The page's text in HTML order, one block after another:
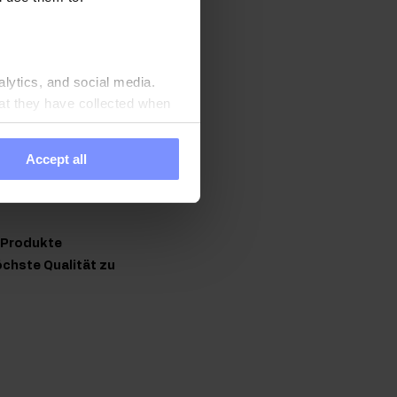
and social media.
they have collected when
Accept all
Produkte
Qualität zu